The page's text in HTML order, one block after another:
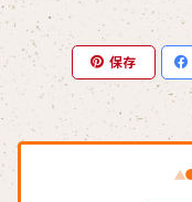
Blondy
BOAR HUNTER
bud&harbor
保存